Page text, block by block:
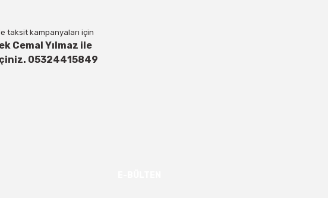
taksit kampanyaları için
Cemal Yılmaz ile
05324415849